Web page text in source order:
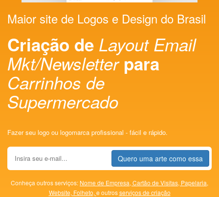
Maior site de Logos e Design do Brasil
Criação de Layout Email
Mkt/Newsletter para
Carrinhos de
Supermercado
Fazer seu logo ou logomarca profissional - fácil e rápido.
Quero uma arte como essa
Conheça outros serviços: Nome de Empresa, Cartão de Visitas, Papelaria,
Website, Folheto, e outrosserviços de criação